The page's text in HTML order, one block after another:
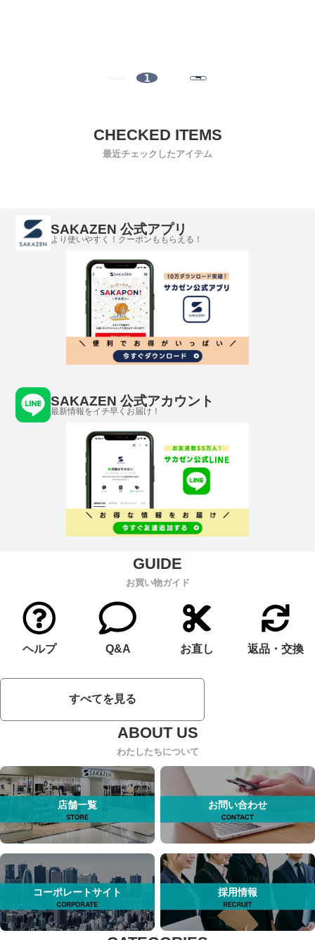
1
最近チェックしたアイテム
SAKAZEN 公式アプリ
より使いやすく！クーポンももらえる！
SAKAZEN 公式アカウント
最新情報をイチ早くお届け！
お買い物ガイド
ヘルプ Q&A お直し 返品・交換
すべてを見る
わたしたちについて
店舗一覧 お問い合わせ
コーポレートサイト 採用情報